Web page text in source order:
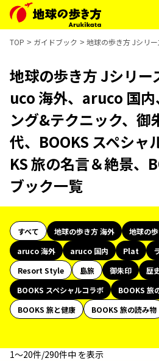
TOP ガイドブック 地球の歩き方 Jシリ
地球の歩き方 Jシリ
uco 海外、aruco 国
ング&テクニック、御
代、BOOKS スペシャ
KS 旅の名言＆絶景、
ブック一覧
すべて 地球の歩き方 海外
地球の
aruco 海外
aruco 国内 Plat
Resort Style
島旅 御朱印 歴
BOOKS スペシャルコラボ
BOOKS 旅
BOOKS 旅と健康
BOOKS 旅の読み物
1〜20件/290件中 を表示